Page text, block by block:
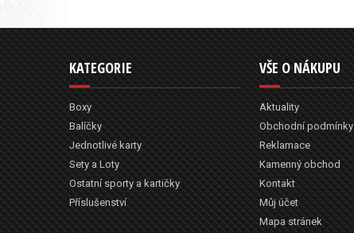
KATEGORIE
Boxy
Balíčky
Jednotlivé karty
Sety a Loty
Ostatní sporty a kartičky
Příslušenství
VŠE O NÁKUPU
Aktuality
Obchodní podmínky
Reklamace
Kamenný obchod
Kontakt
Můj účet
Mapa stránek